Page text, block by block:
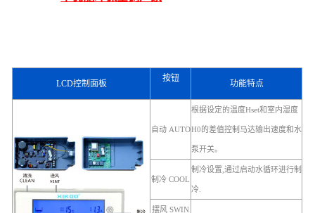
LCD控制面板
按钮
功能特点
自动 AUTO
根据设定的温度Hset和室内湿度
H0的差值控制马达输出速度和水
泵开关。
制冷 COOL
制冷设置,通过启动水循环进行制
冷.
摆风 SWIN